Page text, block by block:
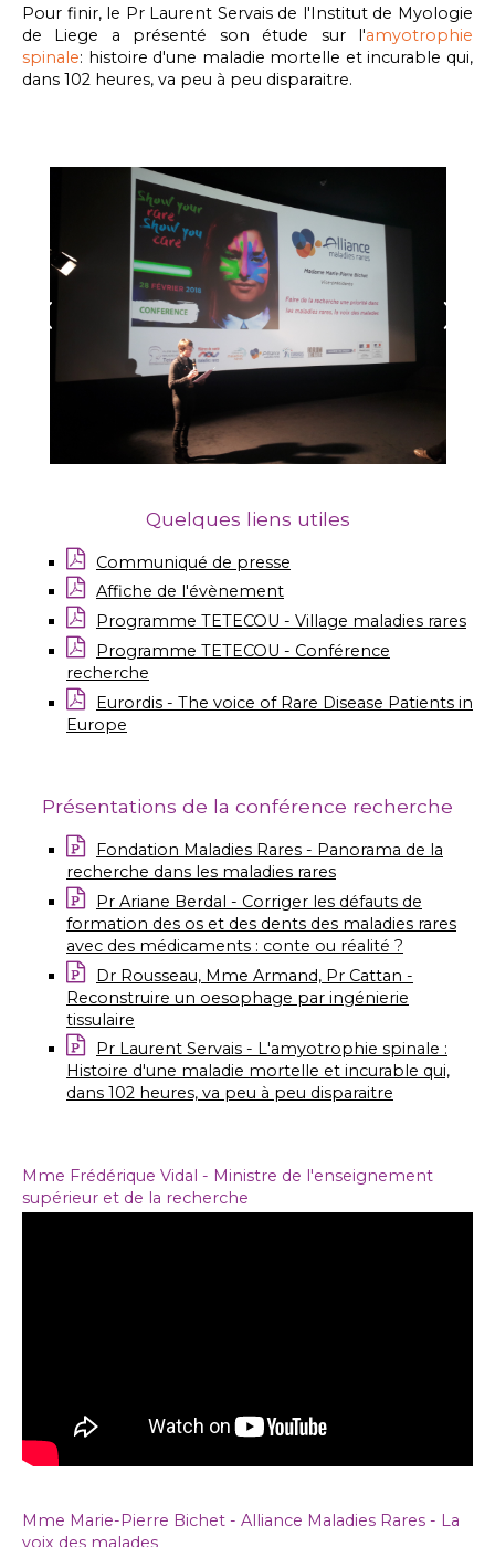
Pour finir, le Pr Laurent Servais de l'Institut de Myologie
de Liege a présenté son étude sur l'amyotrophie
spinale: histoire d'une maladie mortelle et incurable qui,
dans 102 heures, va peu à peu disparaitre.
Quelques liens utiles
Communiqué de presse
Affiche de l'évènement
Programme TETECOU - Village maladies rares
Programme TETECOU - Conférence
recherche
Eurordis - The voice of Rare Disease Patients in
Europe
Présentations de la conférence recherche
Fondation Maladies Rares - Panorama de la
recherche dans les maladies rares
Pr Ariane Berdal - Corriger les défauts de
formation des os et des dents des maladies rares
avec des médicaments : conte ou réalité ?
Dr Rousseau, Mme Armand, Pr Cattan -
Reconstruire un oesophage par ingénierie
tissulaire
Pr Laurent Servais - L'amyotrophie spinale :
Histoire d'une maladie mortelle et incurable qui,
dans 102 heures, va peu à peu disparaitre
Mme Frédérique Vidal - Ministre de l'enseignement
supérieur et de la recherche
Mme Marie-Pierre Bichet - Alliance Maladies Rares - La
voix des malades